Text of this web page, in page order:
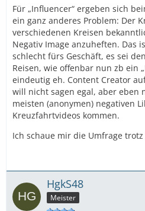
Für „Influencer“ ergeben sich
ein ganz anderes Problem: Der
verschiedenen Kreisen
Negativ Image anzuheften. Das
schlecht fürs Geschäft, es sei
Reisen, wie offenbar nun zb ein
eindeutig eh. Content Creator
will nicht sagen egal, aber eben
meisten (anonymen) negativen
Kreuzfahrtvideos kommen.
Ich schaue mir die Umfrage
HgkS48
Meister